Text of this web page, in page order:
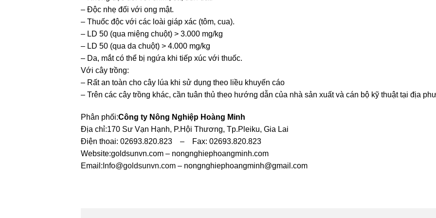
– Độc nhẹ đối với ong mật.
– Thuốc độc với các loài giáp xác (tôm, cua).
– LD 50 (qua miệng chuột) > 3.000 mg/kg
– LD 50 (qua da chuột) > 4.000 mg/kg
– Da, mắt có thể bị ngứa khi tiếp xúc với thuốc.
Với cây trồng:
– Rất an toàn cho cây lúa khi sử dụng theo liều khuyến cáo
– Trên các cây trồng khác, cần tuân thủ theo hướng dẫn của nhà sản xuất và cán bộ kỹ thuật tại địa
Phân phối:Công ty Nông Nghiệp Hoàng Minh
Địa chỉ:170 Sư Vạn Hạnh, P.Hội Thương, Tp.Pleiku, Gia Lai
Điện thoai: 02693.820.823 – Fax: 02693.820.823
Website:goldsunvn.com – nongnghiephoangminh.com
Email: Info@goldsunvn.com – nongnghiephoangminh@gmail.com